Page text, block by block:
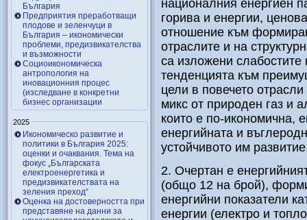
България
Предприятия преработващи
плодове и зеленчуци в
България – икономически
проблеми, предизвикателства
и възможности
Социоикономическа
антропология на
иновационния процес
(изследване в конкретни
бизнес организации
2025
Икономическо развитие и
политики в България 2025:
оценки и очаквания. Тема на
фокус „Българската
електроенергетика и
предизвикателствата на
зеления преход“
Оценка на достоверността при
представяне на данни за
националния енергиен
горива и енергии,
отношение към
отраслите и на
са изложени
тенденцията към
цели в повечето
микс от природен газ и
които е по-икономична,
енергийната и
устойчивото им
2. Очертан е
(общо 12 на брой),
енергийни показатели
енергии (електро и